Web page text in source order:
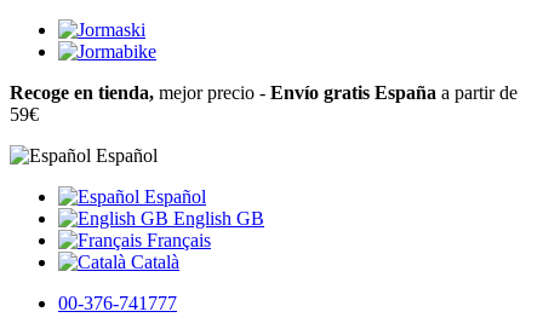
Recoge en tienda, mejor precio - Envío gratis España a partir de
59€
Español
Español
English GB
Français
Català
00-376-741777